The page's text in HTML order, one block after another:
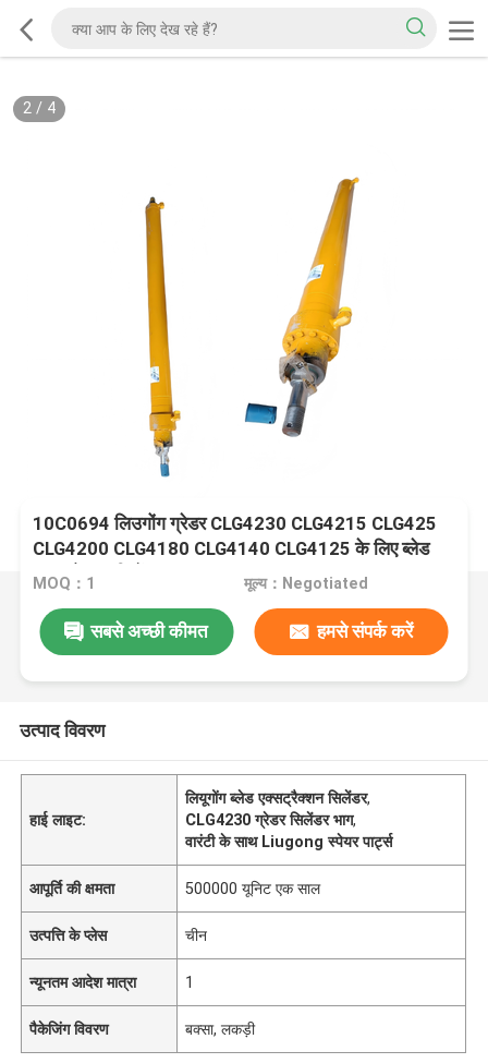
2/ 4
10C0694 लिउगोंग ग्रेडर CLG4230 CLG4215 CLG425
CLG4200 CLG4180 CLG4140 CLG4125 के लिए ब्लेड
एक्सट्रैक्शन सिलेंडर
MOQ：1 मूल्य：Negotiated
सबसे अच्छी कीमत हमसे संपर्क करें
उत्पाद विवरण
हाई लाइट:
लियूगोंग ब्लेड एक्सट्रैक्शन सिलेंडर,
CLG4230 ग्रेडर सिलेंडर भाग,
वारंटी के साथ Liugong स्पेयर पार्ट्स
आपूर्ति की क्षमता 500000 यूनिट एक साल
उत्पत्ति के प्लेस चीन
न्यूनतम आदेश मात्रा 1
पैकेजिंग विवरण बक्सा, लकड़ी